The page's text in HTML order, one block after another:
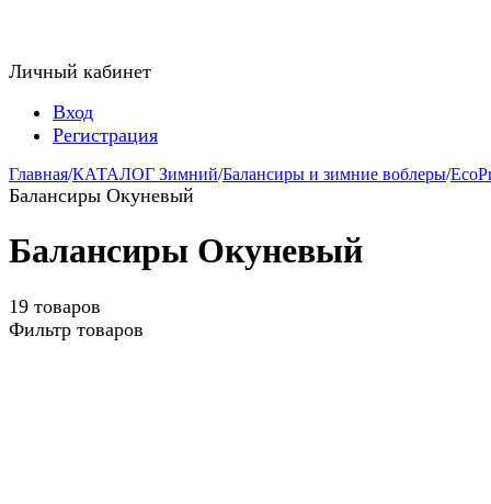
Личный кабинет
Вход
Регистрация
Главная/КАТАЛОГ Зимний/Балансиры и зимние воблеры/
Балансиры Окуневый
Балансиры Окуневый
19 товаров
Фильтр товаров